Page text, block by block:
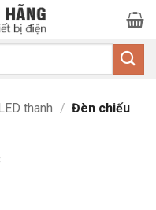
thanh / Đèn chiếu